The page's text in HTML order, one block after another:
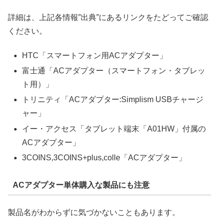
詳細は、上記各情報”出典”にあるリンクをたどってご確認
ください。
HTC「スマートフォン用ACアダプター」
富士通「ACアダプター（スマートフォン・タブレッ
ト用）」
トリニティ「ACアダプター:Simplism USBチャージ
ャー」
イー・アクセス「タブレット端末「A01HW」付属の
ACアダプター」
3COINS,3COINS+plus,colle「ACアダプター」
ACアダプター単体購入な製品にも注意
製品名がわからずに気づかないこともあります。